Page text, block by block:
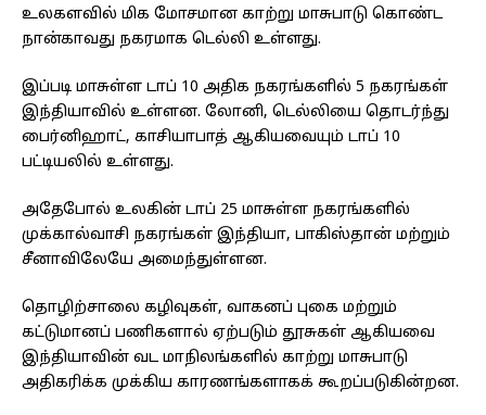
உலகளவில் மிக மோசமான காற்று மாசுபாடு கொண்ட
நான்காவது நகரமாக டெல்லி உள்ளது.
இப்படி மாசுள்ள டாப் 10 அதிக நகரங்களில் 5 நகரங்கள்
இந்தியாவில் உள்ளன. லோனி, டெல்லியை தொடர்ந்து
பைர்னிஹாட், காசியாபாத் ஆகியவையும் டாப் 10
பட்டியலில் உள்ளது.
அதேபோல் உலகின் டாப் 25 மாசுள்ள நகரங்களில்
முக்கால்வாசி நகரங்கள் இந்தியா, பாகிஸ்தான் மற்றும்
சீனாவிலேயே அமைந்துள்ளன.
தொழிற்சாலை கழிவுகள், வாகனப் புகை மற்றும்
கட்டுமானப் பணிகளால் ஏற்படும் தூசுகள் ஆகியவை
இந்தியாவின் வட மாநிலங்களில் காற்று மாசுபாடு
அதிகரிக்க முக்கிய காரணங்களாகக் கூறப்படுகின்றன.